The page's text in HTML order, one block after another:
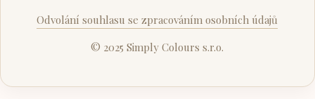
Odvolání souhlasu se zpracováním osobních údajů
© 2025 Simply Colours s.r.o.